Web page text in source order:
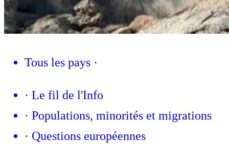
Tous les pays ·
· Le fil de l'Info
· Populations, minorités et migrations
· Questions européennes